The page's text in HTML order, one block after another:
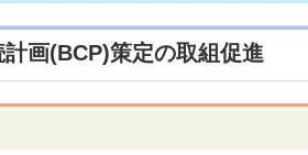
画(BCP)策定の取組促進